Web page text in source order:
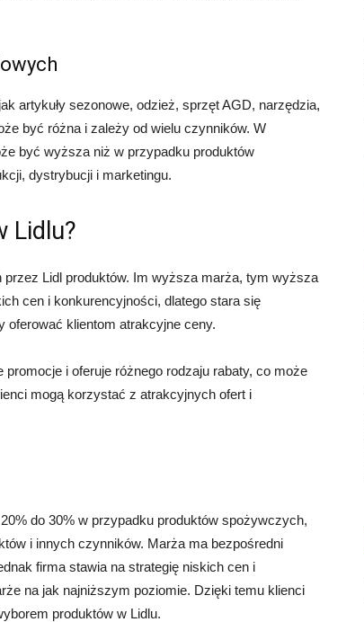
artykuły sezonowe, odzież, sprzęt AGD, narzędzia,
być różna i zależy od wielu czynników. W
być wyższa niż w przypadku produktów
dystrybucji i marketingu.
Lidlu?
przez Lidl produktów. Im wyższa marża, tym wyższa
cen i konkurencyjności, dlatego stara się
klientom atrakcyjne ceny.
i oferuje różnego rodzaju rabaty, co może
mogą korzystać z atrakcyjnych ofert i
do 30% w przypadku produktów spożywczych,
i innych czynników. Marża ma bezpośredni
firma stawia na strategię niskich cen i
na jak najniższym poziomie. Dzięki temu klienci
produktów w Lidlu.